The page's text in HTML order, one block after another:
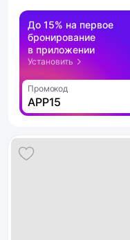
До 15% на первое
бронирование
в приложении
Установить
Промокод
APP15